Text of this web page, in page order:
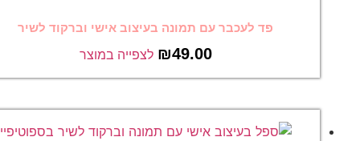
פד לעכבר עם תמונה בעיצוב אישי וברקוד לשיר
₪49.00 לצפייה במוצר